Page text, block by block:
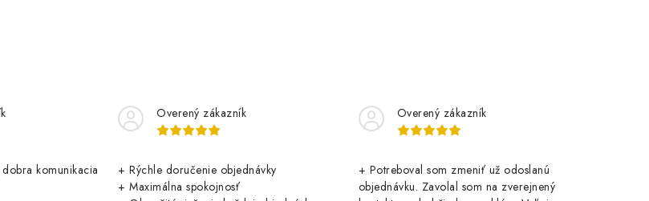
komunikacia
Overený zákazník
+ Rýchle doručenie objednávky
+ Maximálna spokojnosť
Overený zákazník
+ Potreboval som zmeniť už odoslanú
objednávku. Zavolal som na zverejnený